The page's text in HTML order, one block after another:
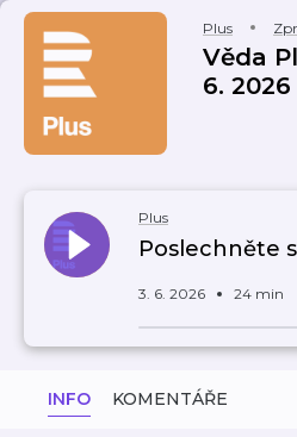
Plus
Věda
6. 2026
Plus
Poslechněte
3. 6. 2026 24 min
INFO KOMENTÁŘE